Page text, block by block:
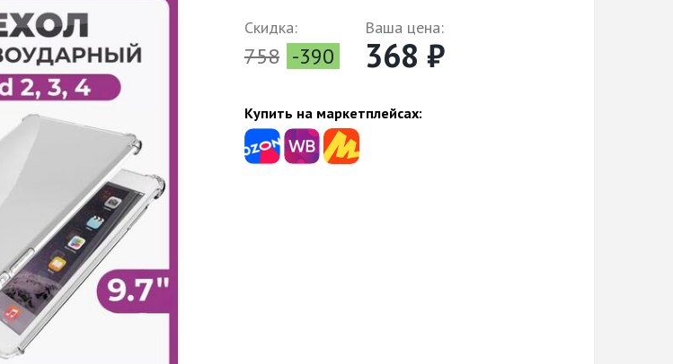
Скидка:
758 -390
Ваша цена:
368 ₽
Купить на маркетплейсах: